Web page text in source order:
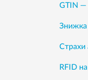
GTIN —
Знижка
Страхи
RFID